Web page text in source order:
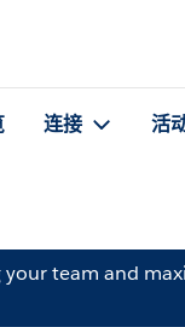
连接 活
your team and